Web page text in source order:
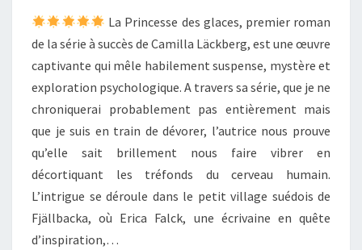
LÄCKBERG
La Princesse des glaces, premier roman
de la série à succès de Camilla Läckberg, est une œuvre
captivante qui mêle habilement suspense, mystère et
exploration psychologique. A travers sa série, que je ne
chroniquerai probablement pas entièrement mais
que je suis en train de dévorer, l’autrice nous prouve
qu’elle sait brillement nous faire vibrer en
décortiquant les tréfonds du cerveau humain.
L’intrigue se déroule dans le petit village suédois de
Fjällbacka, où Erica Falck, une écrivaine en quête
d’inspiration,…